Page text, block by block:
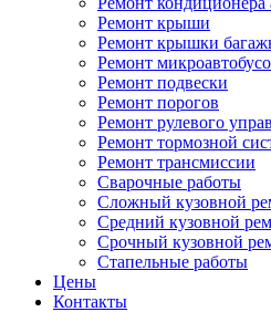
Ремонт крыши
Ремонт крышки
Ремонт
Ремонт подвески
Ремонт порогов
Ремонт рулевого
Ремонт тормозной
Ремонт трансмиссии
Сварочные работы
Сложный кузовной
Средний кузовной
Срочный кузовной
Стапельные работы
Цены
Контакты